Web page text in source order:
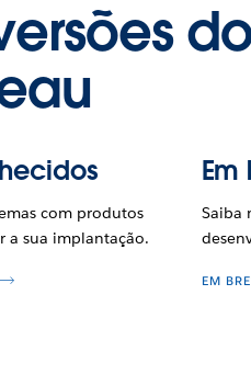
com produtos
a sua implantação.
Em
Saiba
EM